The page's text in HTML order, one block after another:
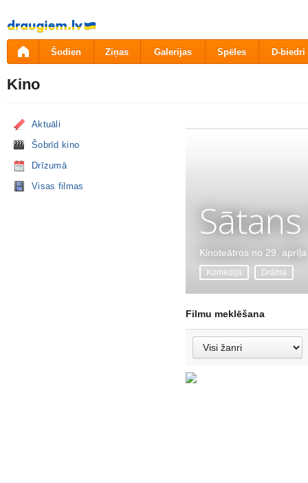
Pāriet
uz
saturu
Šodien Ziņas Galerijas Spēles D-biedri
Kino
Aktuāli
Šobrīd kino
Drīzumā
Visas filmas
Kinoteātros no 29. aprīļa
Komēdija Drāma
Filmu meklēšana